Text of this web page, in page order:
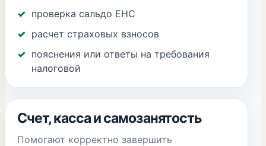
проверка сальдо ЕНС
расчет страховых взносов
пояснения или ответы на требования
налоговой
Счет, касса и самозанятость
Помогают корректно завершить